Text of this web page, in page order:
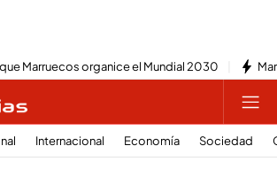
que Marruecos organice el Mundial 2030
Internacional Economía Sociedad